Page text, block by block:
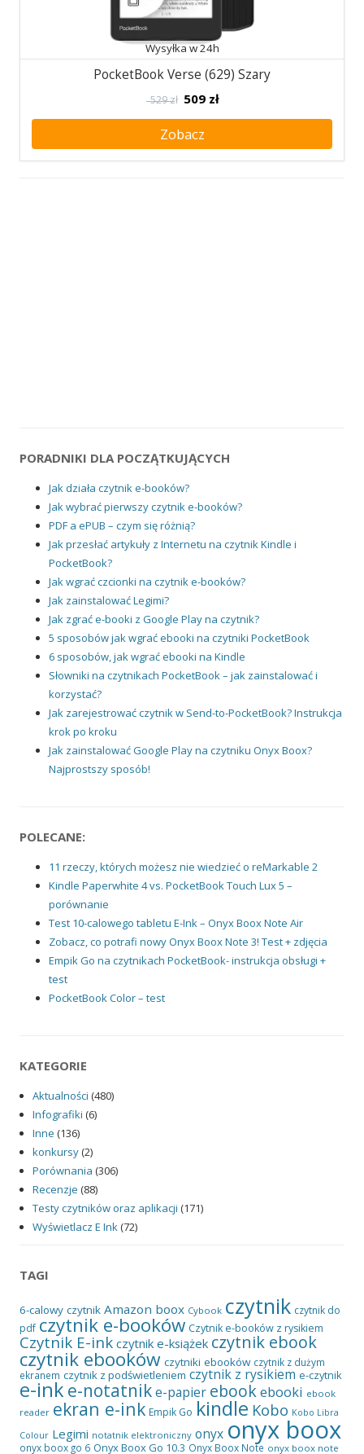
Wysyłka w 24h
PocketBook Verse (629) Szary
529 zł 509 zł
Zobacz
PORADNIKI DLA POCZĄTKUJĄCYCH
Jak działa czytnik e-booków?
Jak wybrać pierwszy czytnik e-booków?
PDF a ePUB – czym się różnią?
Jak przesłać artykuły z Internetu na czytnik Kindle i
PocketBook?
Jak wgrać czcionki na czytnik e-booków?
Jak zainstalować Legimi?
Jak zgrać e-booki z Google Play na czytnik?
5 sposobów jak wgrać ebooki na czytniki PocketBook
6 sposobów, jak wgrać ebooki na Kindle
Słowniki na czytnikach PocketBook – jak zainstalować i
korzystać?
Jak zarejestrować czytnik w Send-to-PocketBook? Instrukcja
krok po kroku
Jak zainstalować Google Play na czytniku Onyx Boox?
Najprostszy sposób!
POLECANE:
11 rzeczy, których możesz nie wiedzieć o reMarkable 2
Kindle Paperwhite 4 vs. PocketBook Touch Lux 5 –
porównanie
Test 10-calowego tabletu E-Ink – Onyx Boox Note Air
Zobacz, co potrafi nowy Onyx Boox Note 3! Test + zdjęcia
Empik Go na czytnikach PocketBook- instrukcja obsługi +
test
PocketBook Color – test
KATEGORIE
Aktualności (480)
Infografiki (6)
Inne (136)
konkursy(2)
Porównania (306)
Recenzje (88)
Testy czytników oraz aplikacji (171)
Wyświetlacz E Ink(72)
TAGI
6-calowy czytnik Amazon boox Cybook czytnik czytnik do
pdf czytnik e-booków Czytnik e-booków z rysikiem
Czytnik E-ink czytnik e-książek czytnik ebook
czytnik ebooków czytniki ebooków czytnik z dużym
ekranem czytnik z podświetleniem czytnik z rysikiem e-czytnik
e-ink e-notatnike-papier ebookebooki ebook
reader ekran e-ink Empik Go kindle Kobo Kobo Libra
Colour Legimi notatnik elektroniczny onyx onyx boox
onyx boox go 6 Onyx Boox Go 10.3 Onyx Boox Note onyx boox note